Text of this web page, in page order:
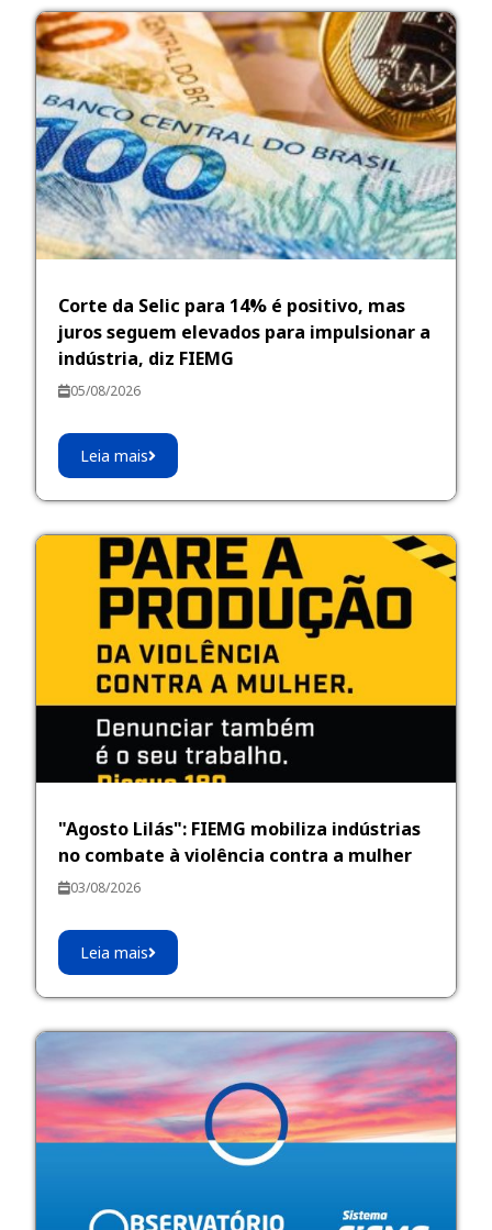
Corte da Selic para 14% é positivo, mas
juros seguem elevados para impulsionar a
indústria, diz FIEMG
05/08/2026
Leia mais
"Agosto Lilás": FIEMG mobiliza indústrias
no combate à violência contra a mulher
03/08/2026
Leia mais